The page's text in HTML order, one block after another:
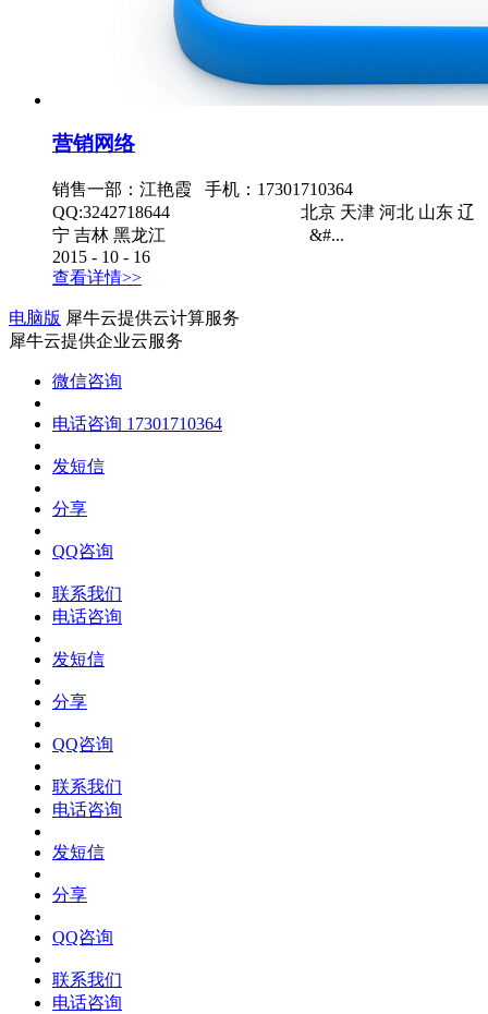
营销网络
销售一部：江艳霞 手机：17301710364
QQ:3242718644 北京 天津 河北 山东 辽
宁 吉林 黑龙江 &#...
2015 - 10 - 16
查看详情>>
电脑版 犀牛云提供云计算服务
犀牛云提供企业云服务
微信咨询
电话咨询 17301710364
发短信
分享
QQ咨询
联系我们
电话咨询
发短信
分享
QQ咨询
联系我们
电话咨询
发短信
分享
QQ咨询
联系我们
电话咨询